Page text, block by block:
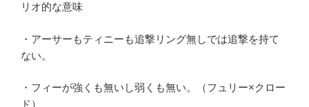
リオ的な意味
・アーサーもティニーも追撃リング無しでは追撃を持て
ない。
・フィーが強くも無いし弱くも無い。（フュリー×クロー
ド）